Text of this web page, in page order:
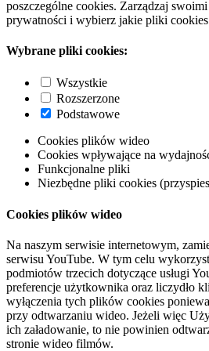
poszczególne cookies. Zarządzaj
prywatności i wybierz jakie pliki cookies
Wybrane pliki cookies:
Wszystkie
Rozszerzone
Podstawowe
Cookies plików wideo
Cookies wpływające na
Funkcjonalne pliki
Niezbędne pliki cookies
Cookies plików wideo
Na naszym serwisie internetowym,
serwisu YouTube. W tym celu
podmiotów trzecich dotyczące usługi
preferencje użytkownika oraz liczydło
wyłączenia tych plików cookies
przy odtwarzaniu wideo. Jeżeli więc
ich załadowanie, to nie powinien
stronie wideo filmów.